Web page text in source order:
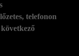
telefonon